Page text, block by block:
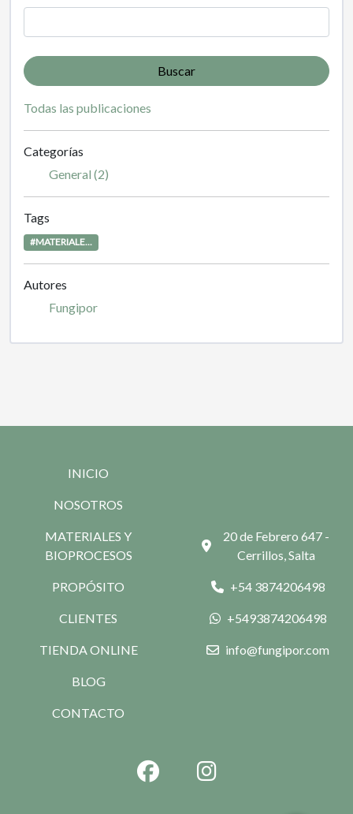
Buscar
Todas las publicaciones
Categorías
General (2)
Tags
#MATERIALE...
Autores
Fungipor
INICIO
NOSOTROS
MATERIALES Y
BIOPROCESOS
PROPÓSITO
CLIENTES
TIENDA ONLINE
BLOG
CONTACTO
20 de Febrero 647 -
Cerrillos, Salta
+54 3874206498
+5493874206498
info@fungipor.com